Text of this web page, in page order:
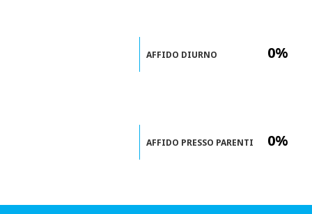
0%
0%
AFFIDO DIURNO
AFFIDO PRESSO PARENTI